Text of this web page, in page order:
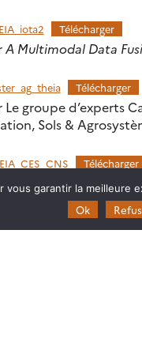
Télécharger
A Multimodal Data
Télécharger
Le groupe d’experts
Sols &
Télécharger
vous garantir la
Ok